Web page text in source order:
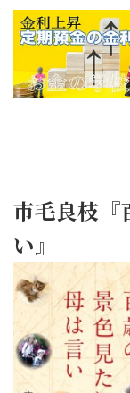
市毛良枝『
い』